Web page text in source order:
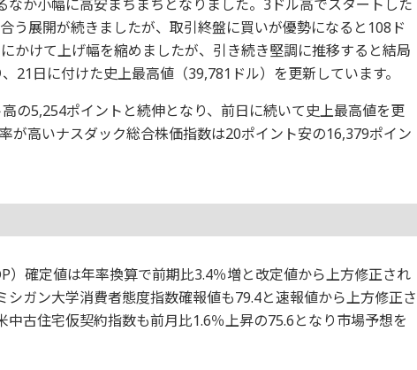
か小幅に高安まちまちとなりました。3ドル高でスタートした
う展開が続きましたが、取引終盤に買いが優勢になると108ド
かけて上げ幅を縮めましたが、引き続き堅調に推移すると結局
21日に付けた史上最高値（39,781ドル）を更新しています。
の5,254ポイントと続伸となり、前日に続いて史上最高値を更
が高いナスダック総合株価指数は20ポイント安の16,379ポイン
）確定値は年率換算で前期比3.4％増と改定値から上方修正され
ガン大学消費者態度指数確報値も79.4と速報値から上方修正さ
古住宅仮契約指数も前月比1.6％上昇の75.6となり市場予想を